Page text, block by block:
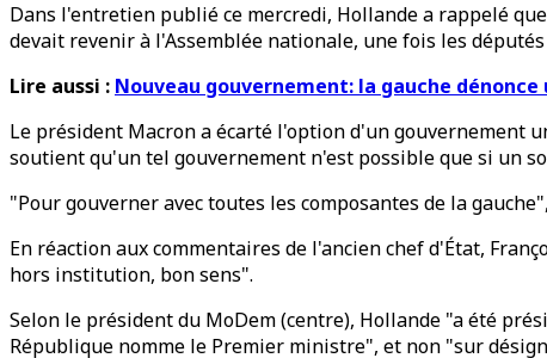
Dans l'entretien publié ce mercredi, Hollande a rappelé
devait revenir à l'Assemblée nationale, une fois les
Lire aussi : Nouveau gouvernement: la gauche
Le président Macron a écarté l'option d'un gouvernement
soutient qu'un tel gouvernement n'est possible que si un
"Pour gouverner avec toutes les composantes de la
En réaction aux commentaires de l'ancien chef d'État,
hors institution, bon sens".
Selon le président du MoDem (centre), Hollande "a été
République nomme le Premier ministre", et non "sur